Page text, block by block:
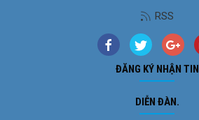
RSS
ĐĂNG KÝ NHẬN TIN
DIỄN ĐÀN.